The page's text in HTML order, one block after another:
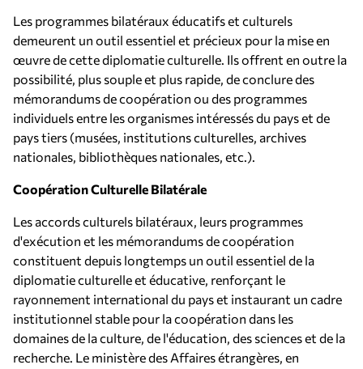
Les programmes bilatéraux éducatifs et culturels
demeurent un outil essentiel et précieux pour la mise en
œuvre de cette diplomatie culturelle. Ils offrent en outre la
possibilité, plus souple et plus rapide, de conclure des
mémorandums de coopération ou des programmes
individuels entre les organismes intéressés du pays et de
pays tiers (musées, institutions culturelles, archives
nationales, bibliothèques nationales, etc.).
Coopération Culturelle Bilatérale
Les accords culturels bilatéraux, leurs programmes
d'exécution et les mémorandums de coopération
constituent depuis longtemps un outil essentiel de la
diplomatie culturelle et éducative, renforçant le
rayonnement international du pays et instaurant un cadre
institutionnel stable pour la coopération dans les
domaines de la culture, de l'éducation, des sciences et de la
recherche. Le ministère des Affaires étrangères, en